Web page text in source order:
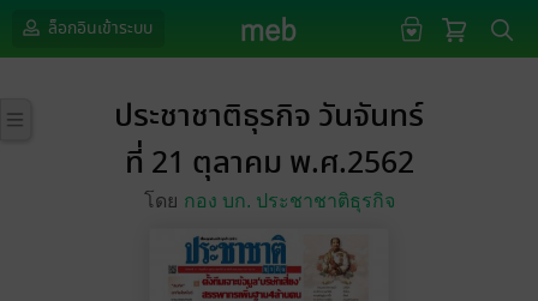
ล็อกอินเข้าระบบ
ประชาชาติธุรกิจ วันจันทร์
ที่ 21 ตุลาคม พ.ศ.2562
โดย กอง บก. ประชาชาติธุรกิจ